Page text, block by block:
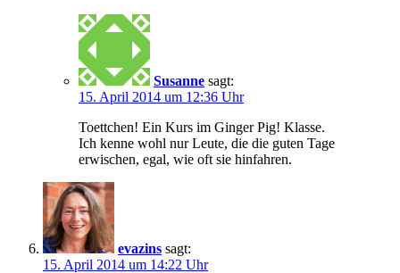
Susanne sagt:
15. April 2014 um 12:36 Uhr
Toettchen! Ein Kurs im Ginger Pig! Klasse.
Ich kenne wohl nur Leute, die die guten Tage
erwischen, egal, wie oft sie hinfahren.
evazins sagt:
15. April 2014 um 14:22 Uhr